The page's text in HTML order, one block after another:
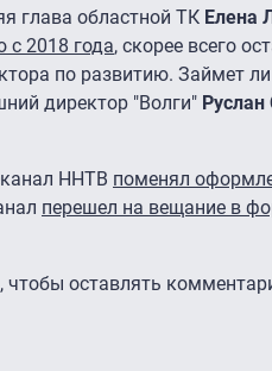
глава областной ТК Елена
с 2018 года, скорее всего
по развитию. Займет
директор "Волги" Руслан
ННТВ поменял
перешел на вещание в
, чтобы оставлять